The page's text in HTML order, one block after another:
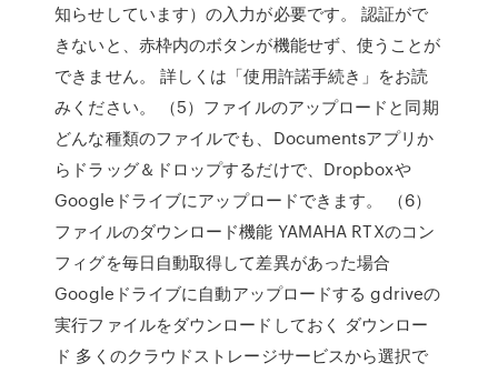
知らせしています）の入力が必要です。 認証がで
きないと、赤枠内のボタンが機能せず、使うことが
できません。 詳しくは「使用許諾手続き」をお読
みください。 （5）ファイルのアップロードと同期
どんな種類のファイルでも、Documentsアプリか
らドラッグ＆ドロップするだけで、Dropboxや
Googleドライブにアップロードできます。 （6）
ファイルのダウンロード機能 YAMAHA RTXのコン
フィグを毎日自動取得して差異があった場合
Googleドライブに自動アップロードする gdriveの
実行ファイルをダウンロードしておく ダウンロー
ド 多くのクラウドストレージサービスから選択で